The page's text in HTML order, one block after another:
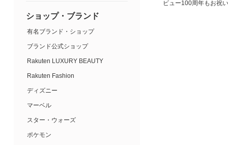
ビュー100周年もお祝い
ショップ・ブランド
有名ブランド・ショップ
ブランド公式ショップ
Rakuten LUXURY BEAUTY
Rakuten Fashion
ディズニー
マーベル
スター・ウォーズ
ポケモン